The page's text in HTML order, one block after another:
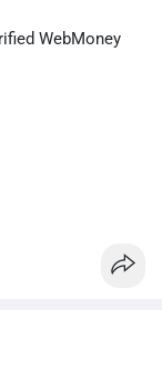
WebMoney
dịch nhanh